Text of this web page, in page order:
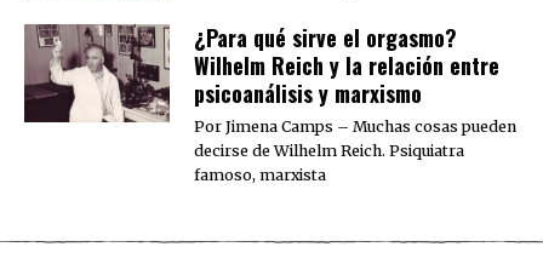
¿Para qué sirve el orgasmo?
Wilhelm Reich y la relación entre
psicoanálisis y marxismo
Por Jimena Camps – Muchas cosas pueden
decirse de Wilhelm Reich. Psiquiatra
famoso, marxista